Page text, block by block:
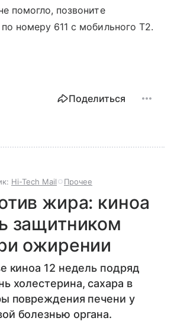
помогло, позвоните
номеру 611 с мобильного T2.
Поделиться
Hi-Tech Mail Прочее
жира: киноа
защитником
ожирении
киноа 12 недель подряд
холестерина, сахара в
повреждения печени у
болезнью органа.